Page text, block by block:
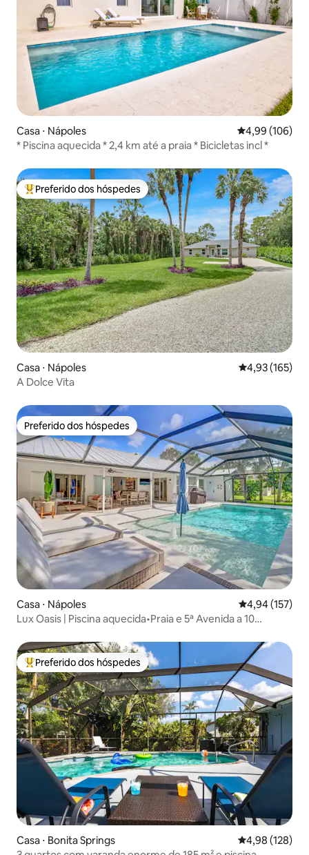
Casa ⋅ Nápoles 4,99 de uma
4,99 (106)
* Piscina aquecida * 2,4 km até a praia * Bicicletas incl *
Entre os melhores preferidos dos hóspedes
Preferido dos hóspedes
Casa ⋅ Nápoles 4,93 de uma
4,93 (165)
A Dolce Vita
Preferido dos hóspedes
Preferido dos hóspedes
Casa ⋅ Nápoles 4,94 de uma
4,94 (157)
Lux Oasis | Piscina aquecida•Praia e 5ª Avenida a 10
Entre os melhores preferidos dos hóspedes
Preferido dos hóspedes
Casa ⋅ Bonita Springs 4,98 de uma
4,98 (128)